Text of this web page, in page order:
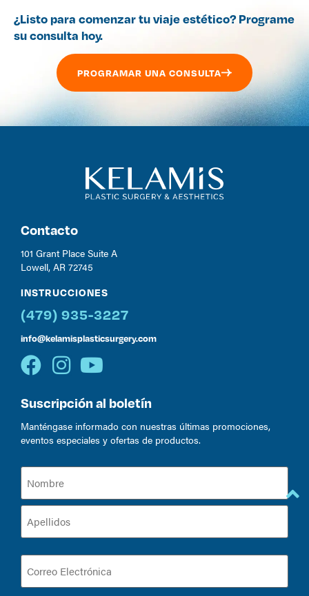
¿Listo para comenzar tu viaje estético? Programe
su consulta hoy.
PROGRAMAR UNA CONSULTA
Contacto
101 Grant Place Suite A
Lowell, AR 72745
INSTRUCCIONES
(479) 935-3227
info@kelamisplasticsurgery.com
Suscripción al boletín
Manténgase informado con nuestras últimas promociones,
eventos especiales y ofertas de productos.
Nombre
(Required)
Correo
Electrónica